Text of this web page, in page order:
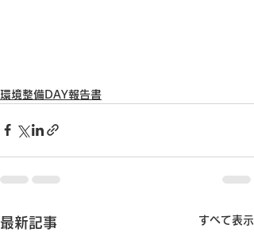
環境整備DAY報告書
最新記事 すべて表示